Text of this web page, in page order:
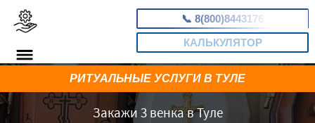
📞 8(800)8443176
КАЛЬКУЛЯТОР
Закажи 3 венка в Туле
РИТУАЛЬНЫЕ УСЛУГИ В ТУЛЕ